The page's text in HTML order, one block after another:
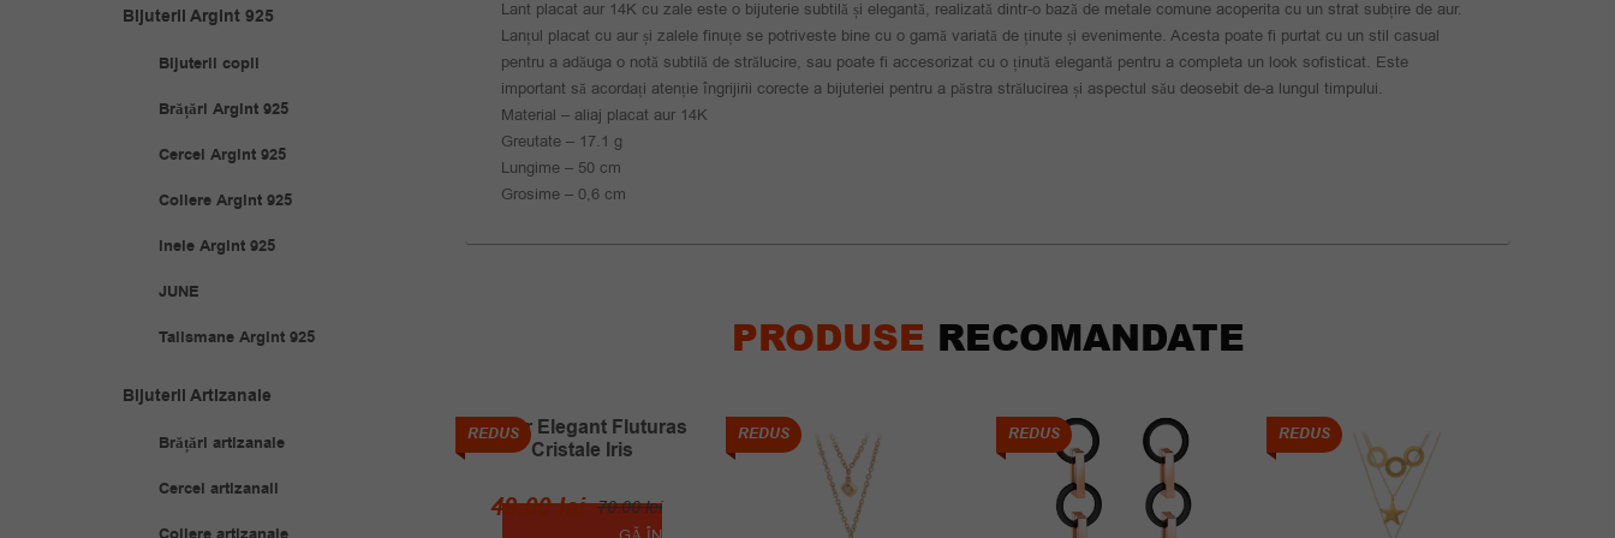
Lant placat aur 14K cu zale este o bijuterie subtilă și elegantă, realizată dintr-o bază de metale comune acoperita cu un strat subțire de aur.
Lanțul placat cu aur și zalele finuțe se potriveste bine cu o gamă variată de ținute și evenimente. Acesta poate fi purtat cu un stil casual
pentru a adăuga o notă subtilă de strălucire, sau poate fi accesorizat cu o ținută elegantă pentru a completa un look sofisticat. Este
important să acordați atenție îngrijirii corecte a bijuteriei pentru a păstra strălucirea și aspectul său deosebit de-a lungul timpului.
Material – aliaj placat aur 14K
Greutate – 17.1 g
Lungime – 50 cm
Grosime – 0,6 cm
PRODUSE RECOMANDATE
REDUS REDUS
Colier Elegant Fluturas
Cristale Iris
70.00lei
Prețul
49.00leiPrețul
REDUS REDUS REDUS
Bijuterii Argint 925
Bijuterii copii
Brățări Argint 925
Cercei Argint 925
Coliere Argint 925
Inele Argint 925
JUNE
Talismane Argint 925
Bijuterii Artizanale
Brățări artizanale
Cercei artizanali